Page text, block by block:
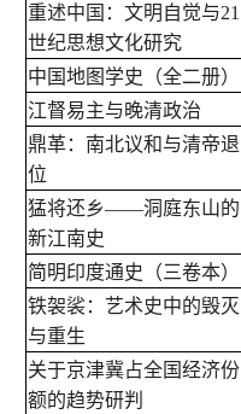
重述中国：文明自觉与21
世纪思想文化研究
中国地图学史（全二册）
江督易主与晚清政治
鼎革：南北议和与清帝退
位
猛将还乡——洞庭东山的
新江南史
简明印度通史（三卷本）
铁袈裟：艺术史中的毁灭
与重生
关于京津冀占全国经济份
额的趋势研判